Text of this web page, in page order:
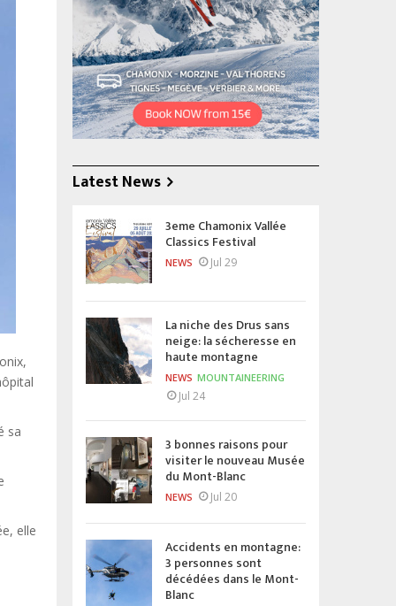
sa
elle
Latest News
3eme Chamonix Vallée
Classics Festival
NEWS Jul 29
La niche des Drus sans
neige: la sécheresse en
haute montagne
NEWS MOUNTAINEERING
Jul 24
3 bonnes raisons pour
visiter le nouveau Musée
du Mont-Blanc
NEWS Jul 20
Accidents en montagne:
3 personnes sont
décédées dans le Mont-
Blanc